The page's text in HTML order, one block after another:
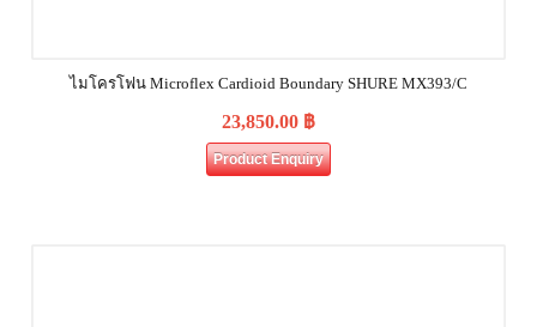
ไมโครโฟน Microflex Cardioid Boundary SHURE MX393/C
23,850.00 ฿
Product Enquiry